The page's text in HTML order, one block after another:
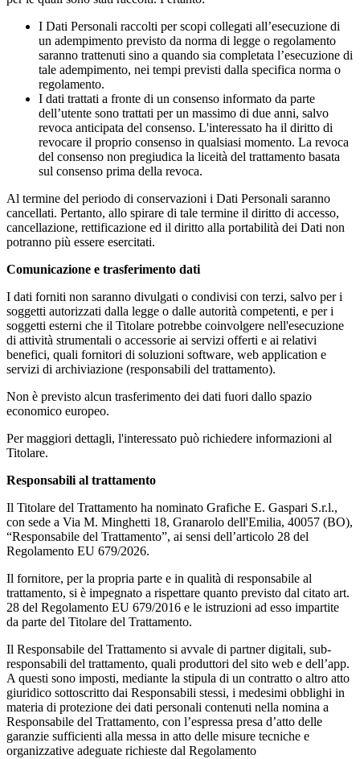
I Dati Personali raccolti per scopi collegati all’esecuzione di
un adempimento previsto da norma di legge o regolamento
saranno trattenuti sino a quando sia completata l’esecuzione di
tale adempimento, nei tempi previsti dalla specifica norma o
regolamento.
I dati trattati a fronte di un consenso informato da parte
dell’utente sono trattati per un massimo di due anni, salvo
revoca anticipata del consenso. L'interessato ha il diritto di
revocare il proprio consenso in qualsiasi momento. La revoca
del consenso non pregiudica la liceità del trattamento basata
sul consenso prima della revoca.
Al termine del periodo di conservazioni i Dati Personali saranno
cancellati. Pertanto, allo spirare di tale termine il diritto di accesso,
cancellazione, rettificazione ed il diritto alla portabilità dei Dati non
potranno più essere esercitati.
Comunicazione e trasferimento dati
I dati forniti non saranno divulgati o condivisi con terzi, salvo per i
soggetti autorizzati dalla legge o dalle autorità competenti, e per i
soggetti esterni che il Titolare potrebbe coinvolgere nell'esecuzione
di attività strumentali o accessorie ai servizi offerti e ai relativi
benefici, quali fornitori di soluzioni software, web application e
servizi di archiviazione (responsabili del trattamento).
Non è previsto alcun trasferimento dei dati fuori dallo spazio
economico europeo.
Per maggiori dettagli, l'interessato può richiedere informazioni al
Titolare.
Responsabili al trattamento
Il Titolare del Trattamento ha nominato Grafiche E. Gaspari S.r.l.,
con sede a Via M. Minghetti 18, Granarolo dell'Emilia, 40057 (BO),
“Responsabile del Trattamento”, ai sensi dell’articolo 28 del
Regolamento EU 679/2026.
Il fornitore, per la propria parte e in qualità di responsabile al
trattamento, si è impegnato a rispettare quanto previsto dal citato art.
28 del Regolamento EU 679/2016 e le istruzioni ad esso impartite
da parte del Titolare del Trattamento.
Il Responsabile del Trattamento si avvale di partner digitali, sub-
responsabili del trattamento, quali produttori del sito web e dell’app.
A questi sono imposti, mediante la stipula di un contratto o altro atto
giuridico sottoscritto dai Responsabili stessi, i medesimi obblighi in
materia di protezione dei dati personali contenuti nella nomina a
Responsabile del Trattamento, con l’espressa presa d’atto delle
garanzie sufficienti alla messa in atto delle misure tecniche e
organizzative adeguate richieste dal Regolamento